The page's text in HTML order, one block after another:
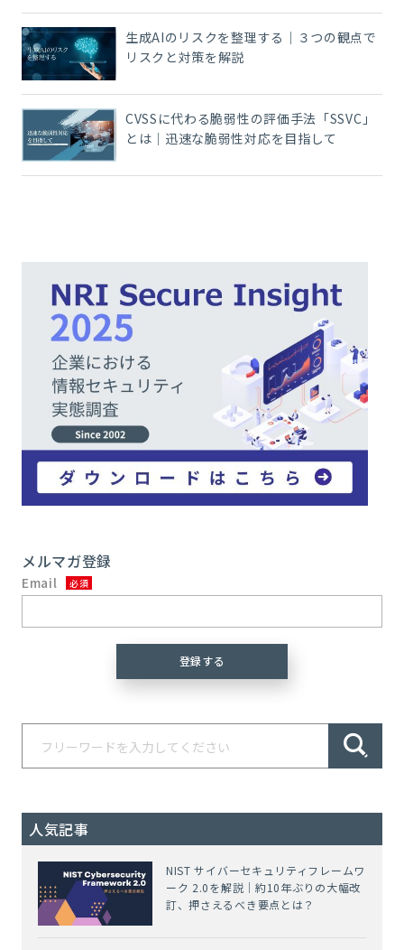
生成AIのリスクを整理する｜３つの観点で
リスクと対策を解説
CVSSに代わる脆弱性の評価手法「SSVC」
とは｜迅速な脆弱性対応を目指して
メルマガ登録
Email
人気記事
NIST サイバーセキュリティフレームワ
ーク 2.0を解説｜約10年ぶりの大幅改
訂、押さえるべき要点とは？